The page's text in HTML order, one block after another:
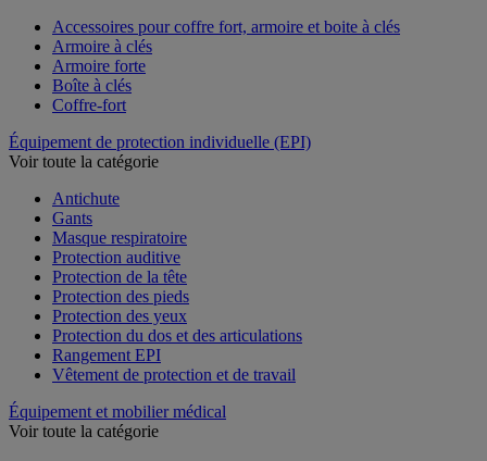
Accessoires pour coffre fort, armoire et boite à clés
Armoire à clés
Armoire forte
Boîte à clés
Coffre-fort
Équipement de protection individuelle (EPI)
Voir toute la catégorie
Antichute
Gants
Masque respiratoire
Protection auditive
Protection de la tête
Protection des pieds
Protection des yeux
Protection du dos et des articulations
Rangement EPI
Vêtement de protection et de travail
Équipement et mobilier médical
Voir toute la catégorie